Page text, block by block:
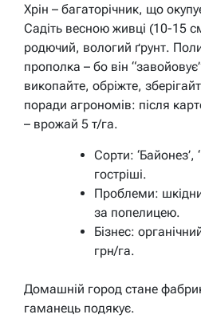
Хрін – багаторічник, що
Садіть весною живці (10-15
родючий, вологий ґрунт.
прополка – бо він
викопайте, обріжте,
поради агрономів: після
– врожай 5 т/га.
Сорти: ‘Байонез’,
гостріші.
Проблеми:
за попелицею.
Бізнес:
грн/га.
Домашній город стане
гаманець подякує.